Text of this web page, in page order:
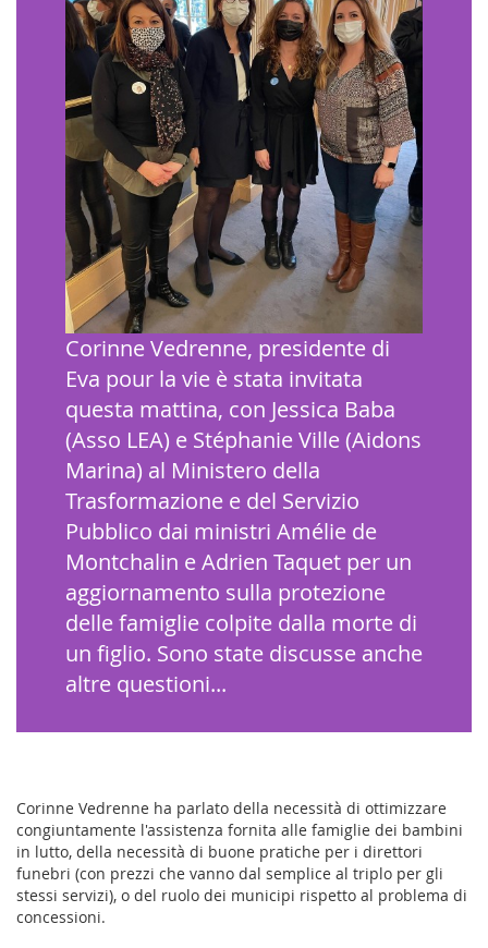
Corinne Vedrenne, presidente di
Eva pour la vie è stata invitata
questa mattina, con Jessica Baba
(Asso LEA) e Stéphanie Ville (Aidons
Marina) al Ministero della
Trasformazione e del Servizio
Pubblico dai ministri Amélie de
Montchalin e Adrien Taquet per un
aggiornamento sulla protezione
delle famiglie colpite dalla morte di
un figlio. Sono state discusse anche
altre questioni...
Corinne Vedrenne ha parlato della necessità di ottimizzare
congiuntamente l'assistenza fornita alle famiglie dei bambini
in lutto, della necessità di buone pratiche per i direttori
funebri (con prezzi che vanno dal semplice al triplo per gli
stessi servizi), o del ruolo dei municipi rispetto al problema di
concessioni.